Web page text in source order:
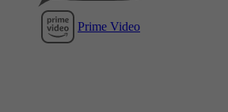
Prime Video